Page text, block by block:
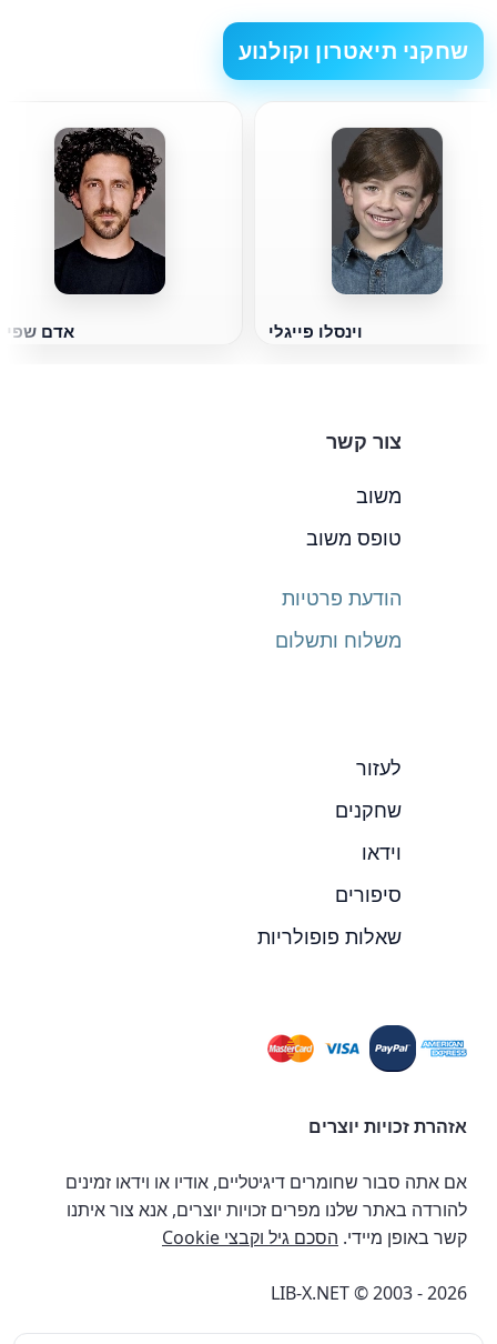
שחקני תיאטרון וקולנוע
אדם וינסלו פייגלי
צור קשר
משוב
טופס משוב
הודעת פרטיות
משלוח ותשלום
לעזור
שחקנים
וידאו
סיפורים
שאלות פופולריות
אזהרת זכויות יוצרים
אם אתה סבור שחומרים דיגיטליים, אודיו או וידאו זמינים
להורדה באתר שלנו מפרים זכויות יוצרים, אנא צור איתנו
קשר באופן מיידי. הסכם גיל וקבצי Cookie
LIB-X.NET © 2003 - 2026